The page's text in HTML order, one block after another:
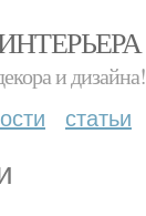
и дизайна!
статьи